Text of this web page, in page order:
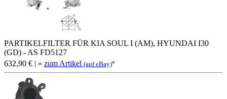
PARTIKELFILTER FÜR KIA SOUL I (AM), HYUNDAI I30
(GD) - AS FD5127
632,90 € | » zum Artikel (auf eBay)*